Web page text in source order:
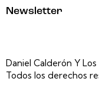
Newsletter
Daniel Calderón Y
Todos los derechos